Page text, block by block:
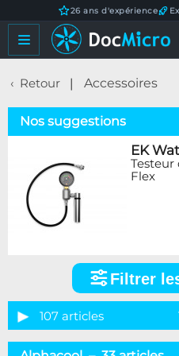
26 ans d'expérience
Retour Accessoires
Nos suggestions
EK
Testeur
Flex
articles
Catégorie
Filtrer
107 articles